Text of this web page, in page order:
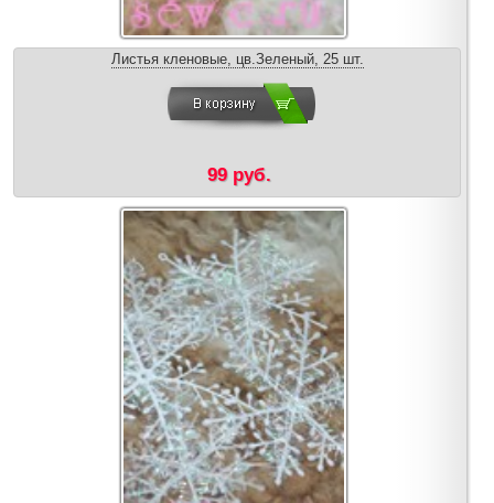
Листья кленовые, цв.Зеленый, 25 шт.
99 руб.